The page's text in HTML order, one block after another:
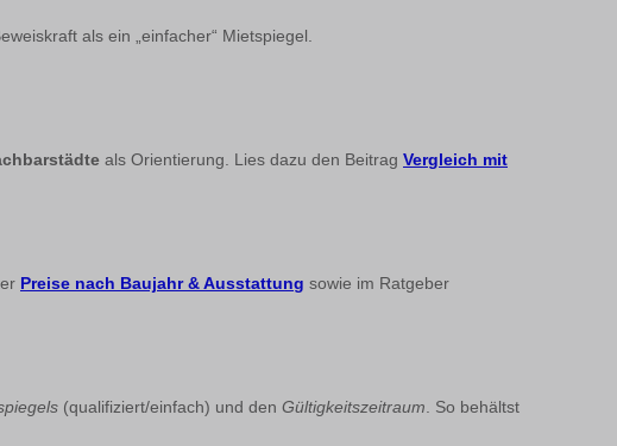
als ein „einfacher“ Mietspiegel.
als Orientierung. Lies dazu den Beitrag Vergleich mit
Preise nach Baujahr & Ausstattung sowie im Ratgeber
(qualifiziert/einfach) und den Gültigkeitszeitraum . So behältst